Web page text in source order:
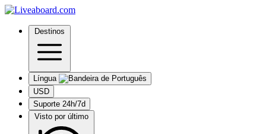
Destinos
Língua
USD
Suporte 24h/7d
Visto por último